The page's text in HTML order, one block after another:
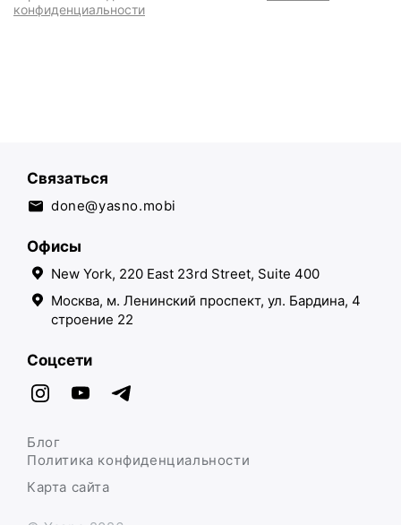
конфиденциальности
Связаться
done@yasno.mobi
Офисы
New York, 220 East 23rd Street, Suite 400
Москва, м. Ленинский проспект, ул. Бардина, 4
строение 22
Соцсети
Политика конфиденциальности
Карта сайта
Блог